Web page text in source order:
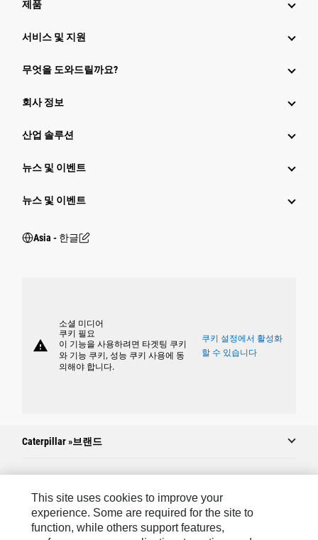
제품
서비스 및 지원
무엇을 도와드릴까요?
회사 정보
산업 솔루션
뉴스 및 이벤트
뉴스 및 이벤트
Asia - 한글
warning
소셜 미디어
쿠키 필요
이 기능을 사용하려면 타겟팅 쿠키
와 기능 쿠키, 성능 쿠키 사용에 동
의해야 합니다.
쿠키 설정에서 활성화
할 수 있습니다
Caterpillar »브랜드
Caterpillar.com
Caterpillar에 문의
This site uses cookies to improve your
experience. Some are required for the site to
function, while others support features,